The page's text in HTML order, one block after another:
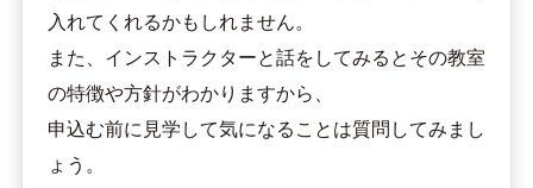
入れてくれるかもしれません。
また、インストラクターと話をしてみるとその教室
の特徴や方針がわかりますから、
申込む前に見学して気になることは質問してみまし
ょう。